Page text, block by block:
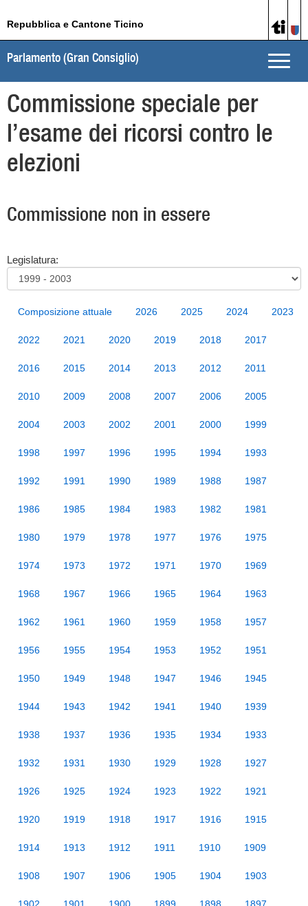
Repubblica e Cantone Ticino
Toggle
Parlamento (Gran Consiglio)
Commissione speciale per
l’esame dei ricorsi contro le
elezioni
Commissione non in essere
Legislatura:
Composizione attuale 2026 2025 2024 2023
2022 2021 2020 2019 2018 2017
2016 2015 2014 2013 2012 2011
2010 2009 2008 2007 2006 2005
2004 2003 2002 2001 2000 1999
1998 1997 1996 1995 1994 1993
1992 1991 1990 1989 1988 1987
1986 1985 1984 1983 1982 1981
1980 1979 1978 1977 1976 1975
1974 1973 1972 1971 1970 1969
1968 1967 1966 1965 1964 1963
1962 1961 1960 1959 1958 1957
1956 1955 1954 1953 1952 1951
1950 1949 1948 1947 1946 1945
1944 1943 1942 1941 1940 1939
1938 1937 1936 1935 1934 1933
1932 1931 1930 1929 1928 1927
1926 1925 1924 1923 1922 1921
1920 1919 1918 1917 1916 1915
1914 1913 1912 1911 1910 1909
1908 1907 1906 1905 1904 1903